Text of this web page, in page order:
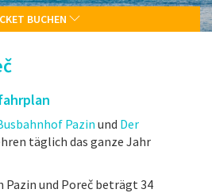
BUCHEN
Pazin und Der
täglich das ganze Jahr
Pazin und Poreč beträgt 34